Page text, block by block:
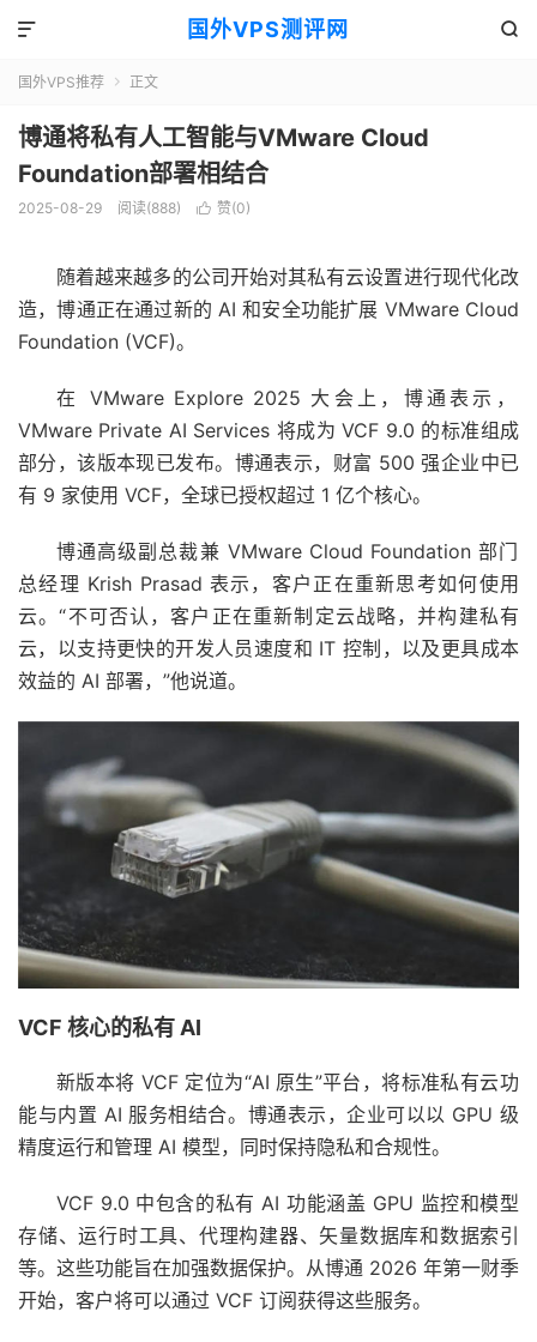
国外VPS测评网 

国外VPS推荐  正文
博通将私有人工智能与VMware Cloud
Foundation部署相结合
2025-08-29 阅读(888)  赞(0)
随着越来越多的公司开始对其私有云设置进行现代化改
造，博通正在通过新的 AI 和安全功能扩展 VMware Cloud
Foundation (VCF)。
在 VMware Explore 2025 大会上，博通表示，
VMware Private AI Services 将成为 VCF 9.0 的标准组成
部分，该版本现已发布。博通表示，财富 500 强企业中已
有 9 家使用 VCF，全球已授权超过 1 亿个核心。
博通高级副总裁兼 VMware Cloud Foundation 部门
总经理 Krish Prasad 表示，客户正在重新思考如何使用
云。“不可否认，客户正在重新制定云战略，并构建私有
云，以支持更快的开发人员速度和 IT 控制，以及更具成本
效益的 AI 部署，”他说道。
VCF 核心的私有 AI
新版本将 VCF 定位为“AI 原生”平台，将标准私有云功
能与内置 AI 服务相结合。博通表示，企业可以以 GPU 级
精度运行和管理 AI 模型，同时保持隐私和合规性。
VCF 9.0 中包含的私有 AI 功能涵盖 GPU 监控和模型
存储、运行时工具、代理构建器、矢量数据库和数据索引
等。这些功能旨在加强数据保护。从博通 2026 年第一财季
开始，客户将可以通过 VCF 订阅获得这些服务。